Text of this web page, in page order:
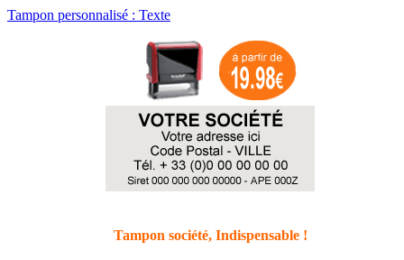
Tampon personnalisé : Texte
Tampon société, Indispensable!